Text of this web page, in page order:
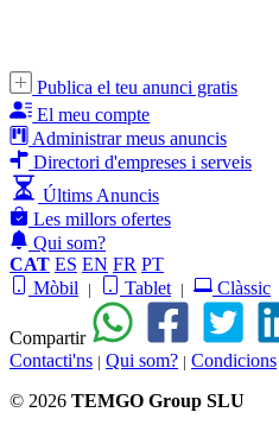
Publica el teu anunci gratis
El meu compte
Administrar meus anuncis
Directori d'empreses i serveis
Últims Anuncis
Les millors ofertes
Qui som?
CAT ES EN FR PT
Mòbil | Tablet | Clàssic
Compartir
Contacti'ns | Qui som? | Condicions
© 2026 TEMGO Group SLU